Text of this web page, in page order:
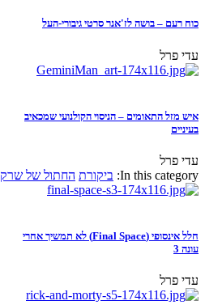
כוח רעם – בושה לז'אנר סרטי גיבורי-העל
עדי פרל
איש מזל התאומים – הניסוי הקולנועי שמכאיב
בעיניים
עדי פרל
In this category: ביקורת החתול של שרק 2: משאלה אחת ודי
חלל אינסופי (Final Space) לא תמשיך אחרי
עונה 3
עדי פרל